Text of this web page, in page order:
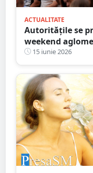
ACTUALITATE
Autoritățile se
weekend
Prefectul cere
15 iunie 2026